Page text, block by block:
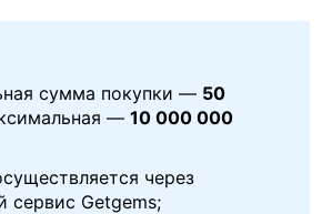
сумма покупки — 50
— 10 000 000
через
сервис Getgems;